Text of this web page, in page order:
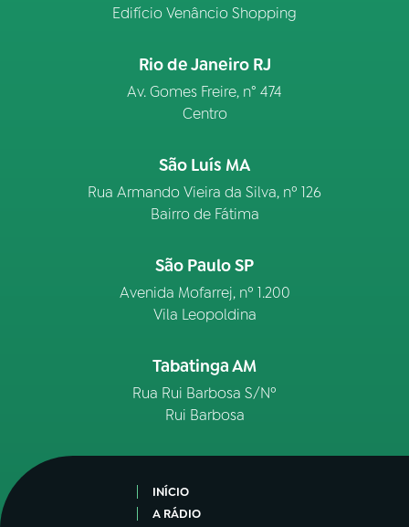
Edifício Venâncio Shopping
Rio de Janeiro RJ
Av. Gomes Freire, n° 474
Centro
São Luís MA
Rua Armando Vieira da Silva, nº 126
Bairro de Fátima
São Paulo SP
Avenida Mofarrej, nº 1.200
Vila Leopoldina
Tabatinga AM
Rua Rui Barbosa S/Nº
Rui Barbosa
INÍCIO
A RÁDIO